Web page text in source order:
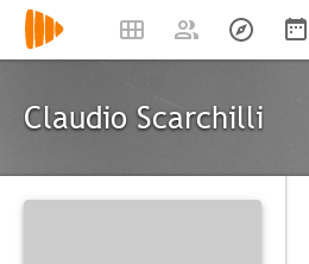
Claudio Scarchilli